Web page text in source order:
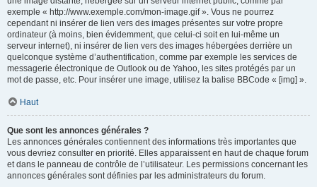
exemple « http://www.exemple.com/mon-image.gif ». Vous ne pourrez
cependant ni insérer de lien vers des images présentes sur votre propre
ordinateur (à moins, bien évidemment, que celui-ci soit en lui-même un
serveur internet), ni insérer de lien vers des images hébergées derrière un
quelconque système d’authentification, comme par exemple les services de
messagerie électronique de Outlook ou de Yahoo, les sites protégés par un
mot de passe, etc. Pour insérer une image, utilisez la balise BBCode « [img] ».
Haut
Que sont les annonces générales ?
Les annonces générales contiennent des informations très importantes que
vous devriez consulter en priorité. Elles apparaissent en haut de chaque forum
et dans le panneau de contrôle de l’utilisateur. Les permissions concernant les
annonces générales sont définies par les administrateurs du forum.